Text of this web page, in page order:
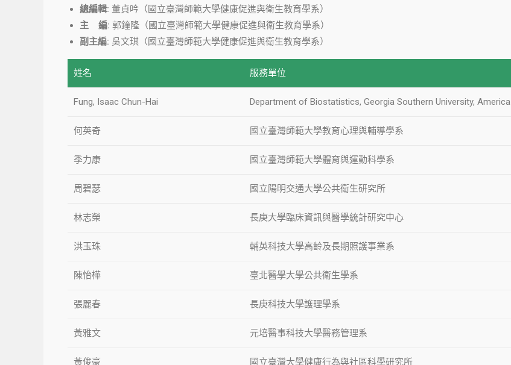
總編輯: 董貞吟（國立臺灣師範大學健康促進與衛生教育學系）
主 編: 郭鐘隆（國立臺灣師範大學健康促進與衛生教育學系）
副主編: 吳文琪（國立臺灣師範大學健康促進與衛生教育學系）
姓名 服務單位
Fung, Isaac Chun-Hai Department of Biostatistics, Georgia Southern University, America
何英奇 國立臺灣師範大學教育心理與輔導學系
季力康 國立臺灣師範大學體育與運動科學系
周碧瑟 國立陽明交通大學公共衛生研究所
林志榮 長庚大學臨床資訊與醫學統計研究中心
洪玉珠 輔英科技大學高齡及長期照護事業系
陳怡樺 臺北醫學大學公共衛生學系
張麗春 長庚科技大學護理學系
黃雅文 元培醫事科技大學醫務管理系
黃俊豪 國立臺灣大學健康行為與社區科學研究所